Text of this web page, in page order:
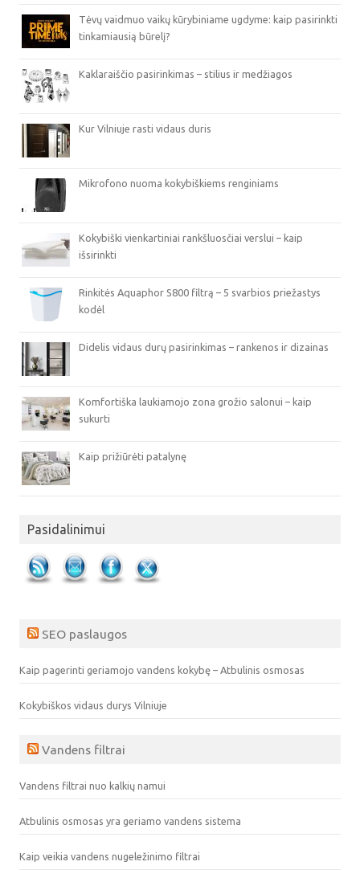
Tėvų vaidmuo vaikų kūrybiniame ugdyme: kaip pasirinkti
tinkamiausią būrelį?
Kaklaraiščio pasirinkimas – stilius ir medžiagos
Kur Vilniuje rasti vidaus duris
Mikrofono nuoma kokybiškiems renginiams
Kokybiški vienkartiniai rankšluosčiai verslui – kaip
išsirinkti
Rinkitės Aquaphor S800 filtrą – 5 svarbios priežastys
kodėl
Didelis vidaus durų pasirinkimas – rankenos ir dizainas
Komfortiška laukiamojo zona grožio salonui – kaip
sukurti
Kaip prižiūrėti patalynę
Pasidalinimui
SEO paslaugos
Kaip pagerinti geriamojo vandens kokybę – Atbulinis osmosas
Kokybiškos vidaus durys Vilniuje
Vandens filtrai
Vandens filtrai nuo kalkių namui
Atbulinis osmosas yra geriamo vandens sistema
Kaip veikia vandens nugeležinimo filtrai